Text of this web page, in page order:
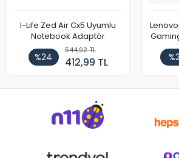
I-Life Zed Air Cx5 Uyumlu
Notebook Adaptör
%24
544,92 TL
412,99 TL